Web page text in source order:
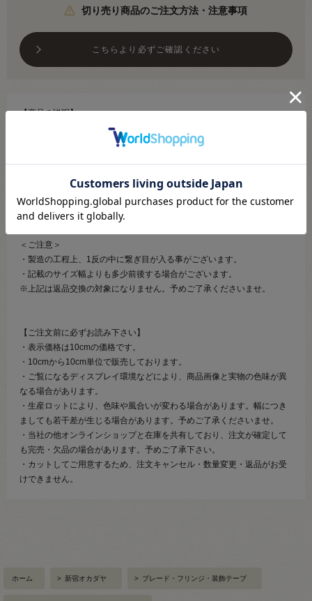
切り売り商品のご注文方法・注意事項
こちらより必ずご確認ください
【商品の説明】
優しい色合いが可愛いチロリアンテープです。
お洋服や小物の装飾はもちろん、アクリルテープに縫い付けてバッグの
なるアイテムです。
リメイクやアクセサリー作りにもおすすめ！
＜ご注意＞
・製造の工程上、1反の中に繋ぎ目が入る事がございます。
・記載のサイズ幅よりも多少前後する場合がございます。
※上記は返品交換の対象になりません。予めご了承くださいませ。
【ご注文前に必ずお読み下さい】
・表示価格は10cmの価格です。
・10cmから10cm単位で販売しております。
・ご覧になるディスプレイ環境などにより、商品画像と実物の色味が異
なる場合があります。
・生産ロットにより、色味や風合いが変わる場合があります。幅につき
ましても若干差が生じる場合があります。予めご了承くださいませ。
・当社の他オンラインショップと在庫を共有しており、注文が確定して
も完売・欠品の場合があります。予めご了承下さい。
・カットしてご用意するため、注文キャンセル・数量変更・返品がお受
けできません。
ホーム > 新宿オカダヤ > ブレード・フリンジ・装飾テープ